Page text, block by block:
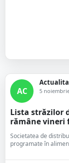
AC 5
Lista străzilor
rămâne vineri
Societatea de
programate în